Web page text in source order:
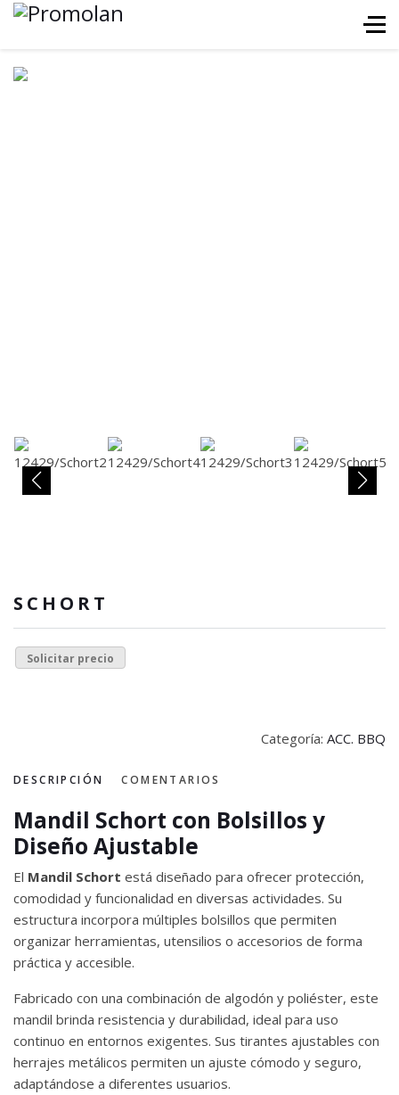
SCHORT
Solicitar precio
Categoría: ACC. BBQ
DESCRIPCIÓN COMENTARIOS
Mandil Schort con Bolsillos y
Diseño Ajustable
El Mandil Schort está diseñado para ofrecer protección,
comodidad y funcionalidad en diversas actividades. Su
estructura incorpora múltiples bolsillos que permiten
organizar herramientas, utensilios o accesorios de forma
práctica y accesible.
Fabricado con una combinación de algodón y poliéster, este
mandil brinda resistencia y durabilidad, ideal para uso
continuo en entornos exigentes. Sus tirantes ajustables con
herrajes metálicos permiten un ajuste cómodo y seguro,
adaptándose a diferentes usuarios.